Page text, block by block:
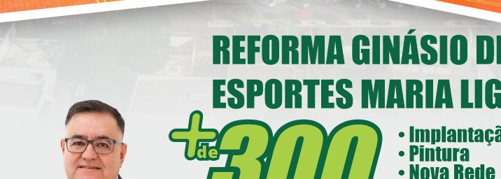
Deputado Estadual
do Governador do Estado
a licitação Publicada.
por mais essa
14/05/2026 08:00
Secretaria de Esportes e Lazer - SEEL
reforma do Ginásio de Esportes
Maria Ligiane
11/05/2026 08:00
Secretaria de Indústria, Comércio - SEIC